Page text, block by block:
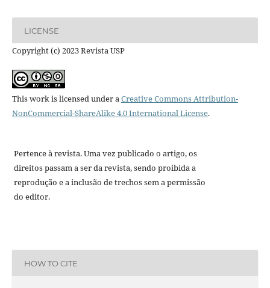
LICENSE
Copyright (c) 2023 Revista USP
This work is licensed under aCreative Commons Attribution-
NonCommercial-ShareAlike 4.0 International License.
Pertence à revista. Uma vez publicado o artigo, os
direitos passam a ser da revista, sendo proibida a
reprodução e a inclusão de trechos sem a permissão
do editor.
HOW TO CITE